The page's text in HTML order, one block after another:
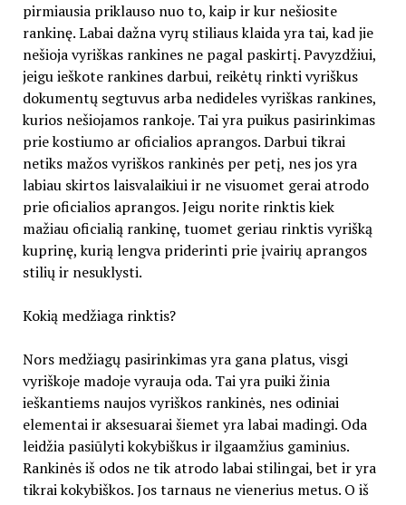
pirmiausia priklauso nuo to, kaip ir kur nešiosite
rankinę. Labai dažna vyrų stiliaus klaida yra tai, kad jie
nešioja vyriškas rankines ne pagal paskirtį. Pavyzdžiui,
jeigu ieškote rankines darbui, reikėtų rinkti vyriškus
dokumentų segtuvus arba nedideles vyriškas rankines,
kurios nešiojamos rankoje. Tai yra puikus pasirinkimas
prie kostiumo ar oficialios aprangos. Darbui tikrai
netiks mažos vyriškos rankinės per petį, nes jos yra
labiau skirtos laisvalaikiui ir ne visuomet gerai atrodo
prie oficialios aprangos. Jeigu norite rinktis kiek
mažiau oficialią rankinę, tuomet geriau rinktis vyrišką
kuprinę, kurią lengva priderinti prie įvairių aprangos
stilių ir nesuklysti.
Kokią medžiaga rinktis?
Nors medžiagų pasirinkimas yra gana platus, visgi
vyriškoje madoje vyrauja oda. Tai yra puiki žinia
ieškantiems naujos vyriškos rankinės, nes odiniai
elementai ir aksesuarai šiemet yra labai madingi. Oda
leidžia pasiūlyti kokybiškus ir ilgaamžius gaminius.
Rankinės iš odos ne tik atrodo labai stilingai, bet ir yra
tikrai kokybiškos. Jos tarnaus ne vienerius metus. O iš